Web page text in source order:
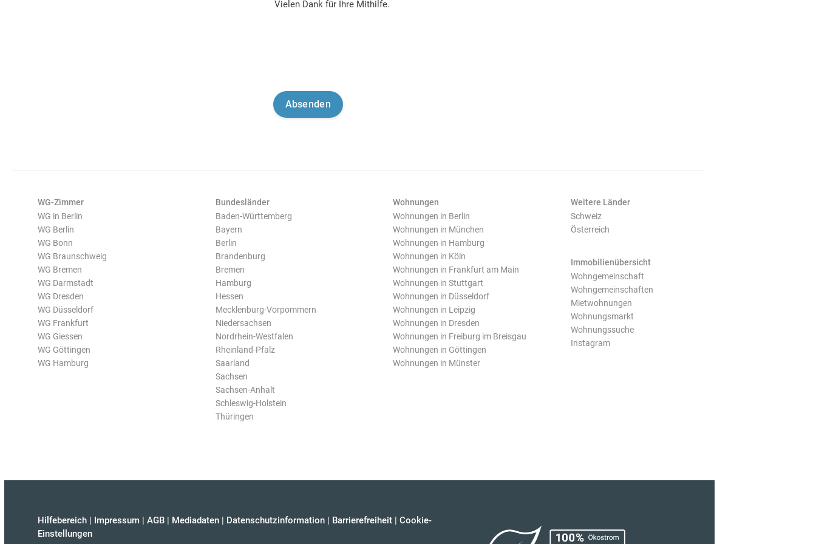
Vielen Dank für Ihre Mithilfe.
WG-Zimmer
WG in Berlin
WG Berlin
WG Bonn
WG Braunschweig
WG Bremen
WG Darmstadt
WG Dresden
WG Düsseldorf
WG Frankfurt
WG Giessen
WG Göttingen
WG Hamburg
Bundesländer
Baden-Württemberg
Bayern
Berlin
Brandenburg
Bremen
Hamburg
Hessen
Mecklenburg-Vorpommern
Niedersachsen
Nordrhein-Westfalen
Rheinland-Pfalz
Saarland
Sachsen
Sachsen-Anhalt
Schleswig-Holstein
Thüringen
Wohnungen
Wohnungen in Berlin
Wohnungen in München
Wohnungen in Hamburg
Wohnungen in Köln
Wohnungen in Frankfurt am Main
Wohnungen in Stuttgart
Wohnungen in Düsseldorf
Wohnungen in Leipzig
Wohnungen in Dresden
Wohnungen in Freiburg im Breisgau
Wohnungen in Göttingen
Wohnungen in Münster
Weitere Länder
Schweiz
Österreich
Immobilienübersicht
Wohngemeinschaft
Wohngemeinschaften
Mietwohnungen
Wohnungsmarkt
Wohnungssuche
Instagram
Hilfebereich | Impressum | AGB | Mediadaten | Datenschutzinformation | Barrierefreiheit | Cookie-
Einstellungen